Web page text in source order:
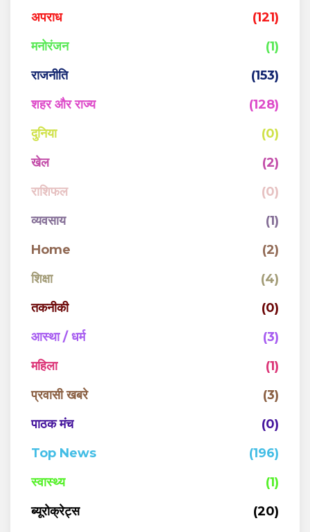
अपराध
(121)
मनोरंजन
(1)
राजनीति
(153)
शहर और राज्य
(128)
दुनिया
(0)
खेल
(2)
राशिफल
(0)
व्यवसाय
(1)
Home
(2)
शिक्षा
(4)
तकनीकी
(0)
आस्था / धर्म
(3)
महिला
(1)
प्रवासी खबरे
(3)
पाठक मंच
(0)
Top News
(196)
स्वास्थ्य
(1)
ब्यूरोक्रेट्स
(20)